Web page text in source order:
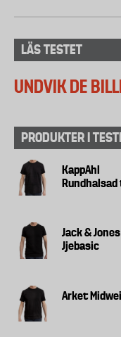
LÄS TESTET
UNDVIK DE
PRODUKTER I
KappAhl
Jack & Jones
Jjebasic
Arket